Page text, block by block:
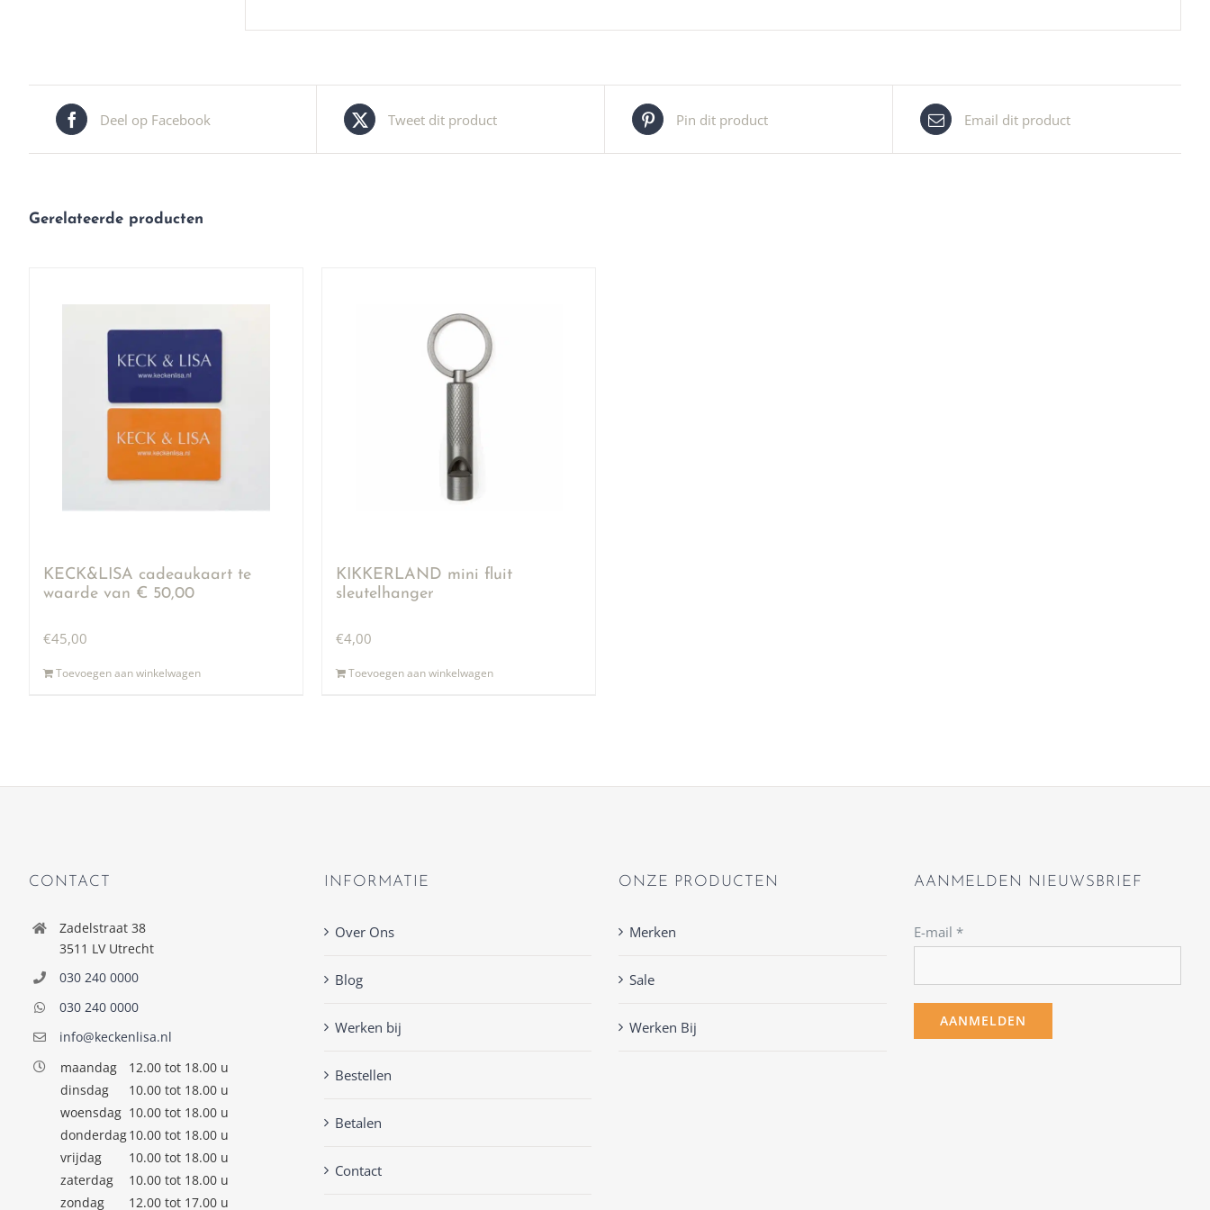
Deel op Facebook Tweet dit product Pin dit product Email dit product
Gerelateerde producten
KECK&LISA cadeaukaart te
waarde van € 50,00
€45,00
Toevoegen aan winkelwagen
KIKKERLAND mini fluit
sleutelhanger
€4,00
Toevoegen aan winkelwagen
CONTACT
Zadelstraat 38
3511 LV Utrecht
030 240 0000
030 240 0000
info@keckenlisa.nl
maandag
12.00 tot 18.00 u
dinsdag
10.00 tot 18.00 u
woensdag 10.00 tot 18.00 u
donderdag10.00 tot 18.00 u
vrijdag
10.00 tot 18.00 u
zaterdag
10.00 tot 18.00 u
zondag
12.00 tot 17.00 u
INFORMATIE
Over Ons
Blog
Werken bij
Bestellen
Betalen
Contact
ONZE PRODUCTEN
Merken
Sale
Werken Bij
AANMELDEN NIEUWSBRIEF
E-mail *